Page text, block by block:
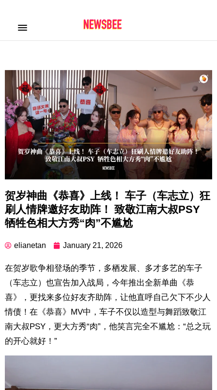
贺岁神曲《恭喜》上线！ 车子（车志立）狂
刷人情牌邀好友助阵！ 致敬江南大叔PSY
牺牲色相大方秀“肉”不尴尬
elianetan January 21, 2026
在贺岁歌争相登场的季节，多栖发展、多才多艺的车子
（车志立）也宣告加入战局，今年推出全新单曲《恭
喜》，更找来多位好友齐助阵，让他直呼自己欠下不少人
情债！在《恭喜》MV中，车子不仅以造型与舞蹈致敬江
南大叔PSY，更大方秀“肉”，他笑言完全不尴尬：“总之玩
的开心就好！”